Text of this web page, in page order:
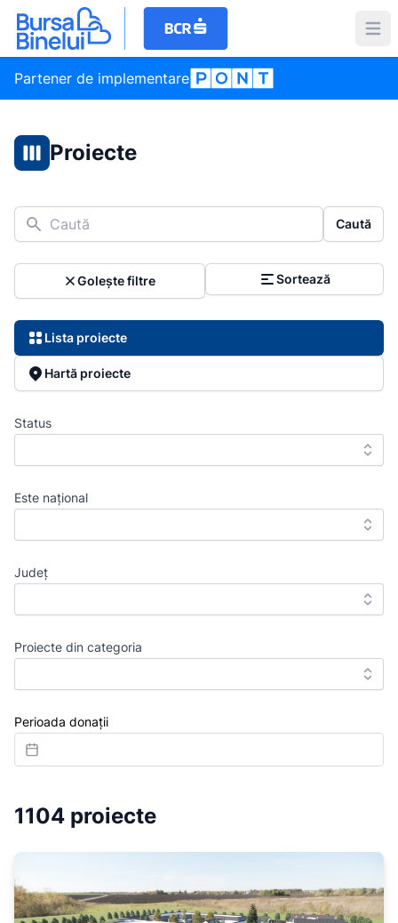
Partener de implementare
Proiecte
Caută Caută
Golește filtre Sortează
Lista proiecte
Hartă proiecte
Status
Este național
Județ
Proiecte din categoria
Perioada donații
1104 proiecte